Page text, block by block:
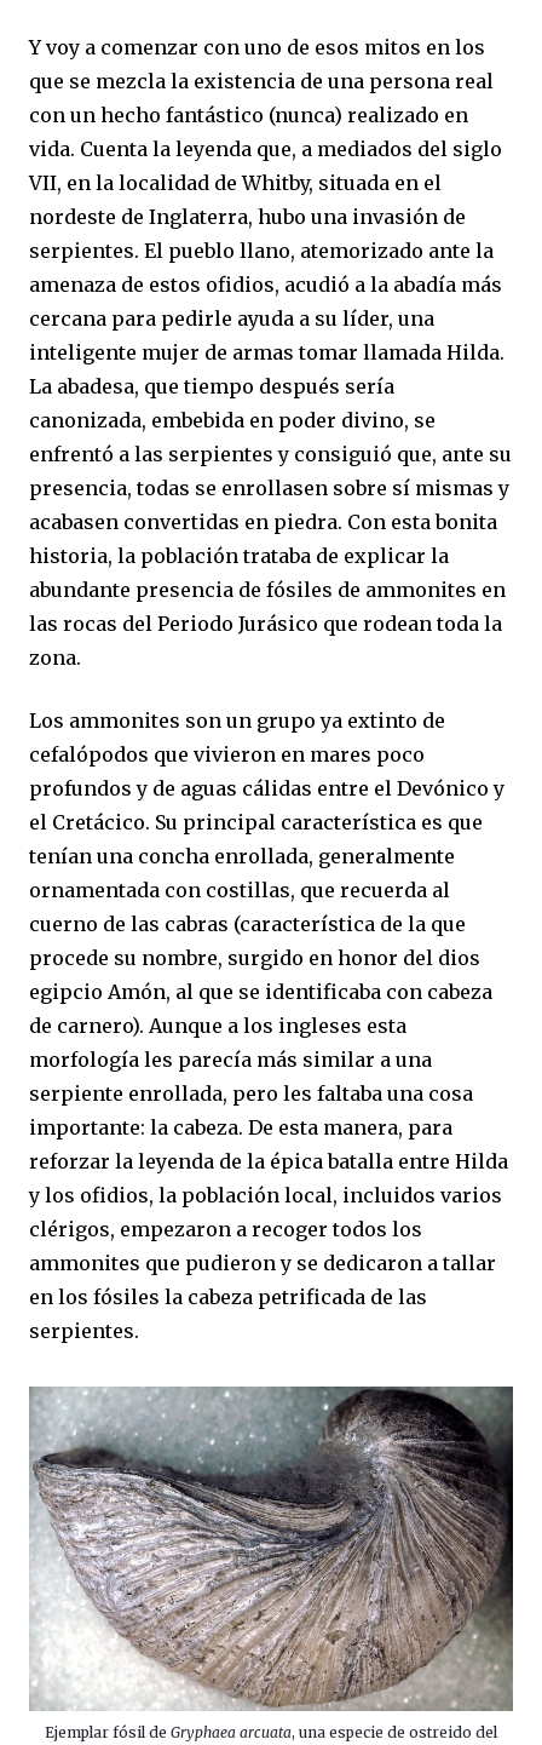
Y voy a comenzar con uno de esos mitos en los
que se mezcla la existencia de una persona real
con un hecho fantástico (nunca) realizado en
vida. Cuenta la leyenda que, a mediados del siglo
VII, en la localidad de Whitby, situada en el
nordeste de Inglaterra, hubo una invasión de
serpientes. El pueblo llano, atemorizado ante la
amenaza de estos ofidios, acudió a la abadía más
cercana para pedirle ayuda a su líder, una
inteligente mujer de armas tomar llamada Hilda.
La abadesa, que tiempo después sería
canonizada, embebida en poder divino, se
enfrentó a las serpientes y consiguió que, ante su
presencia, todas se enrollasen sobre sí mismas y
acabasen convertidas en piedra. Con esta bonita
historia, la población trataba de explicar la
abundante presencia de fósiles de ammonites en
las rocas del Periodo Jurásico que rodean toda la
zona.
Los ammonites son un grupo ya extinto de
cefalópodos que vivieron en mares poco
profundos y de aguas cálidas entre el Devónico y
el Cretácico. Su principal característica es que
tenían una concha enrollada, generalmente
ornamentada con costillas, que recuerda al
cuerno de las cabras (característica de la que
procede su nombre, surgido en honor del dios
egipcio Amón, al que se identificaba con cabeza
de carnero). Aunque a los ingleses esta
morfología les parecía más similar a una
serpiente enrollada, pero les faltaba una cosa
importante: la cabeza. De esta manera, para
reforzar la leyenda de la épica batalla entre Hilda
y los ofidios, la población local, incluidos varios
clérigos, empezaron a recoger todos los
ammonites que pudieron y se dedicaron a tallar
en los fósiles la cabeza petrificada de las
serpientes.
Ejemplar fósil de Gryphaea arcuata, una especie de ostreido del